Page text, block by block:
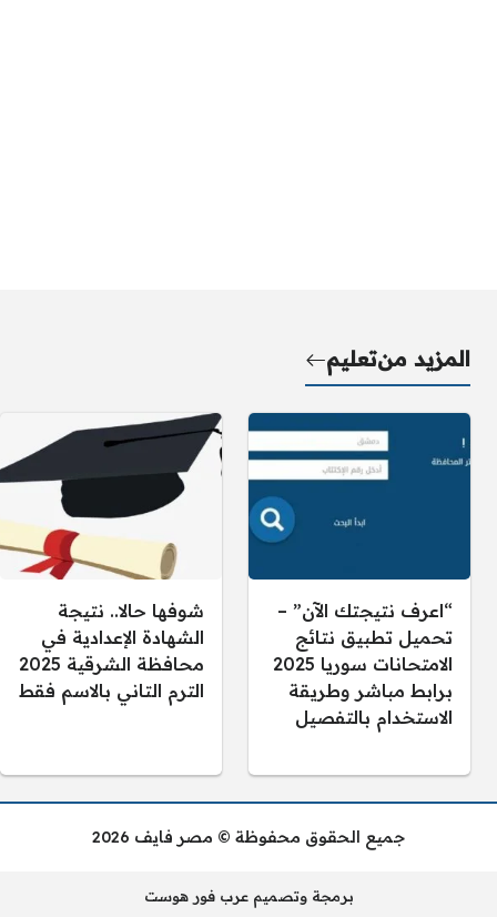
المزيد منتعليم
“اعرف نتيجتك الآن” –
تحميل تطبيق نتائج
الامتحانات سوريا 2025
برابط مباشر وطريقة
الاستخدام بالتفصيل
شوفها حالا.. نتيجة
الشهادة الإعدادية في
محافظة الشرقية 2025
الترم التاني بالاسم فقط
جميع الحقوق محفوظة © مصر فايف 2026
برمجة وتصميم عرب فور هوست